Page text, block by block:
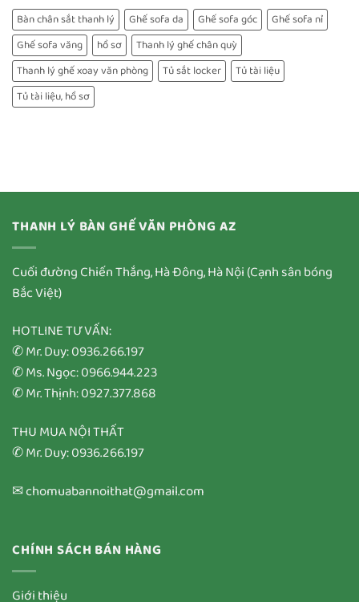
Bàn chân sắt thanh lý Ghế sofa da Ghế sofa góc
Ghế sofa nỉ
Ghế sofa văng
hồ sơ
Thanh lý ghế chân quỳ
Thanh lý ghế xoay văn phòng
Tủ sắt locker
Tủ tài liệu
Tủ tài liệu, hồ sơ
THANH LÝ BÀN GHẾ VĂN PHÒNG AZ
Cuối đường Chiến Thắng, Hà Đông, Hà Nội (Cạnh sân bóng
Bắc Việt)
HOTLINE TƯ VẤN:
✆ Mr. Duy: 0936.266.197
✆ Ms. Ngọc: 0966.944.223
✆ Mr. Thịnh: 0927.377.868
THU MUA NỘI THẤT
✆ Mr. Duy: 0936.266.197
✉ chomuabannoithat@gmail.com
CHÍNH SÁCH BÁN HÀNG
Giới thiệu